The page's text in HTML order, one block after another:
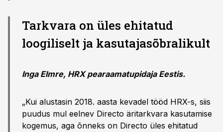
Tarkvara on üles ehitatud
loogiliselt ja kasutajasõbralikult
Inga Elmre, HRX pearaamatupidaja Eestis.
„Kui alustasin 2018. aasta kevadel tööd HRX-s, siis
puudus mul eelnev Directo äritarkvara kasutamise
kogemus, aga õnneks on Directo üles ehitatud